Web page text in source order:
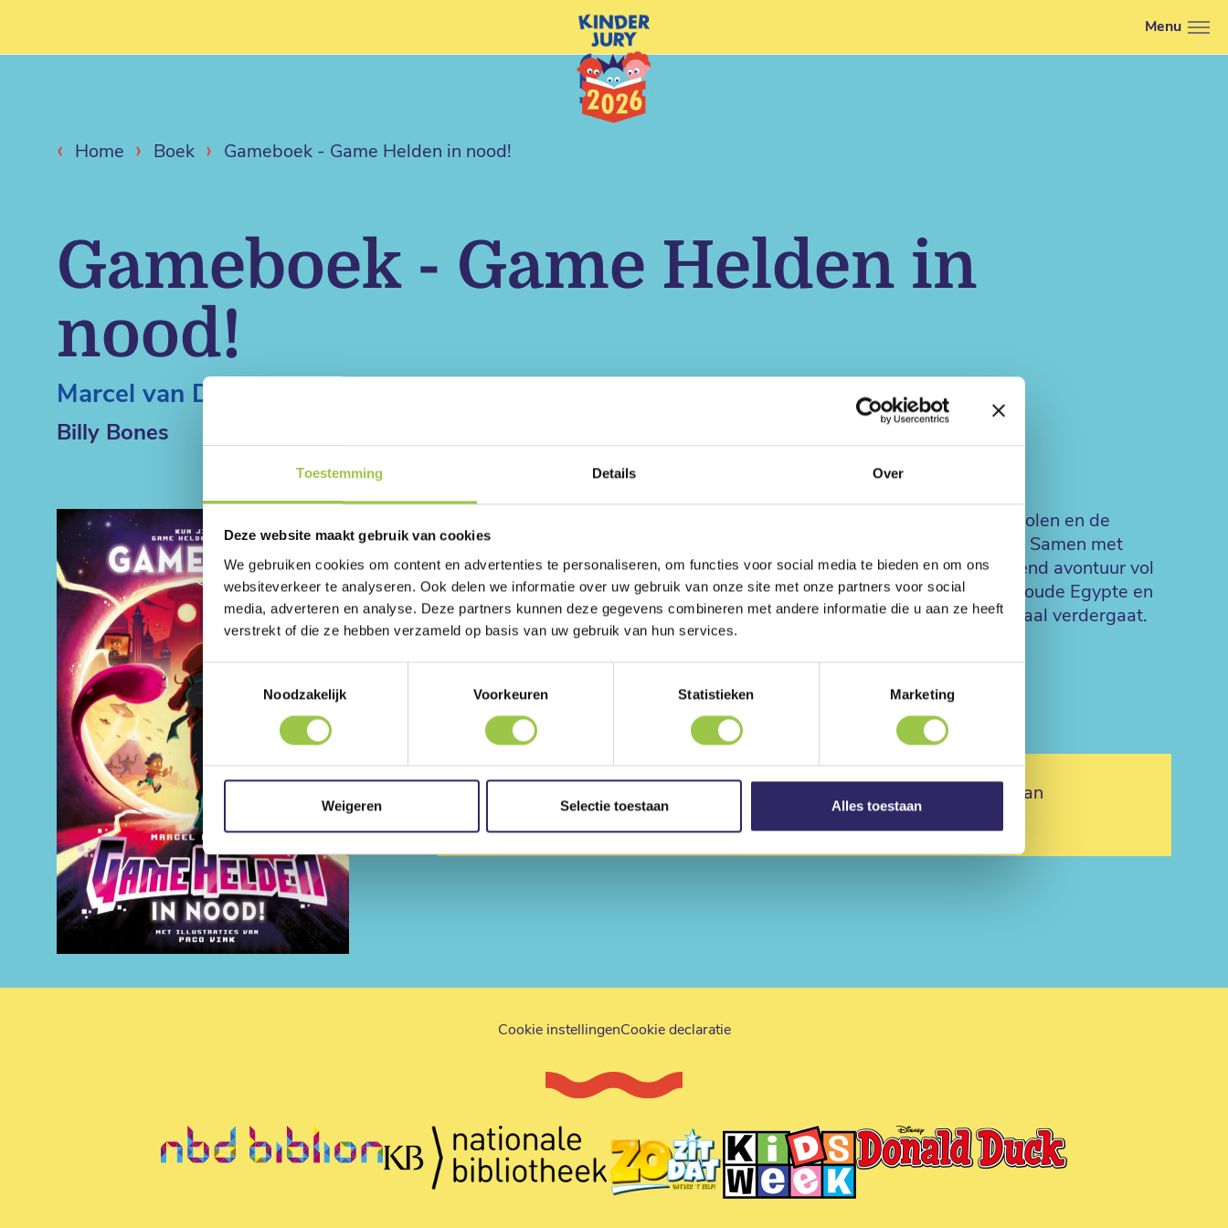
Toestemming Details Over
Deze website maakt gebruik van cookies
We gebruiken cookies om content en advertenties te personaliseren, om functies voor social media te bieden en om ons
websiteverkeer te analyseren. Ook delen we informatie over uw gebruik van onze site met onze partners voor social
media, adverteren en analyse. Deze partners kunnen deze gegevens combineren met andere informatie die u aan ze heeft
verstrekt of die ze hebben verzameld op basis van uw gebruik van hun services.
Toestemmingsselectie
Noodzakelijk
Voorkeuren Statistieken Marketing
Weigeren Selectie toestaan Alles toestaan
Menu
‹ Home › Boek › Gameboek - Game Helden in nood!
Gameboek - Game Helden in
nood!
Marcel van Driel
Billy Bones
Onze helden zijn ontvoerd door De Leeuwin. Ze heeft hun krachten gestolen en de
kinderen verspreid over tijd en ruimte. Alleen jij, de lezer, kan ze helpen. Samen met
Blaag, een alien die in alles kan veranderen, ga je op een razend spannend avontuur vol
gevaarlijke keuzes. Je reist naar het geheime rijk van Katlantis, naar het oude Egypte en
zelfs naar een buitenaardse planeet. Jouw keuzes bepalen hoe het verhaal verdergaat.
Recensies, ratings en discussie over dit boek vind je op Hebban
Bekijk dit boek op Hebban
Cookie instellingenCookie declaratie